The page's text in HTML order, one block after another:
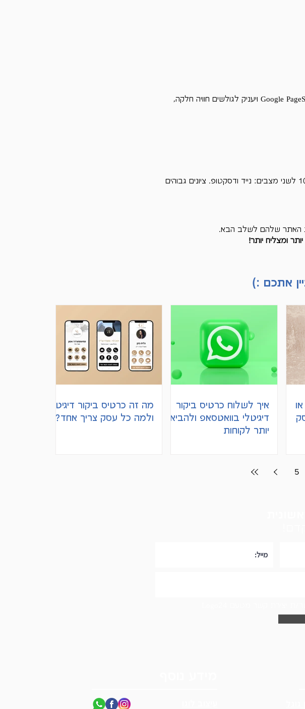
עם Turbo BOOST, האתר שלכם יגיע לציונים מעולים בכלי Google PageSpeed Insights ויעניק לגולשים חוויה חלקה,
כלי זה מספק מידע חיוני על מהירות טעינת האתר ומעניק ציון מ-0 עד 100 לשני מצבים: נייד ודסקטופ. ציונים גבוהים
האתר שלהם לשלב הבא.
ומצליח יותר!
אתכם :)
איך לשלוח כרטיס ביקור
דיגיטלי בוואטסאפ ולהביא
יותר לקוחות
מה זה כרטיס ביקור דיגיטלי
ולמה כל עסק צריך אחד?
5